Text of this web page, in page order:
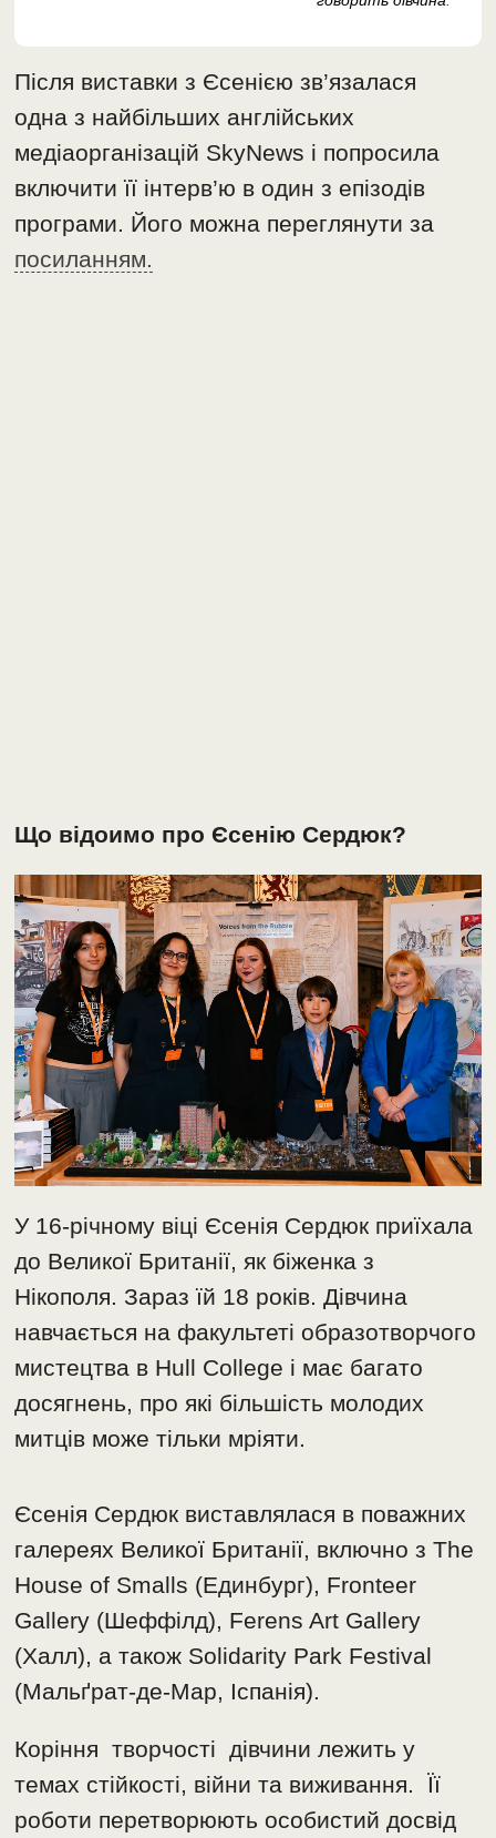
Після виставки з Єсенією зв’язалася
одна з найбільших англійських
медіаорганізацій SkyNews і попросила
включити її інтерв’ю в один з епізодів
програми. Його можна переглянути за
посиланням.
Що відоимо про Єсенію Сердюк?
У 16-річному віці Єсенія Сердюк приїхала
до Великої Британії, як біженка з
Нікополя. Зараз їй 18 років. Дівчина
навчається на факультеті образотворчого
мистецтва в Hull College і має багато
досягнень, про які більшість молодих
митців може тільки мріяти.
Єсенія Сердюк виставлялася в поважних
галереях Великої Британії, включно з The
House of Smalls (Единбург), Fronteer
Gallery (Шеффілд), Ferens Art Gallery
(Халл), а також Solidarity Park Festival
(Мальґрат-де-Мар, Іспанія).
Коріння творчості дівчини лежить у
темах стійкості, війни та виживання. Її
роботи перетворюють особистий досвід